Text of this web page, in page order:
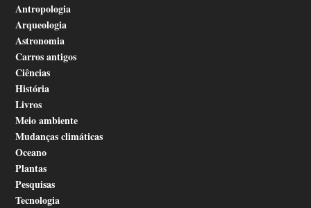
Antropologia
Arqueologia
Astronomia
Carros antigos
Ciências
História
Livros
Meio ambiente
Mudanças climáticas
Oceano
Plantas
Pesquisas
Tecnologia